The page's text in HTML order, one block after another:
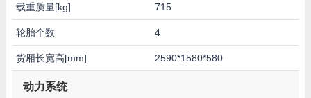
载重质量[kg] 715
轮胎个数 4
货厢长宽高[mm] 2590*1580*580
动力系统